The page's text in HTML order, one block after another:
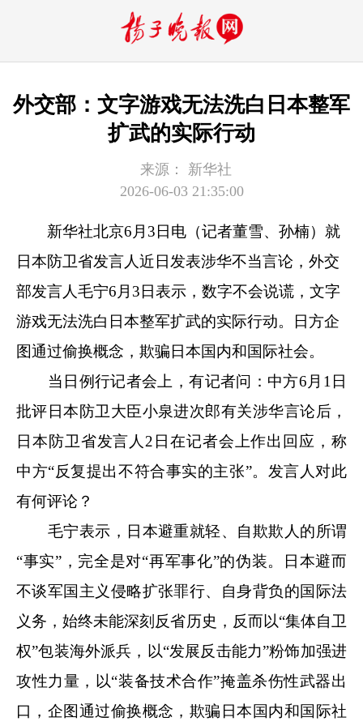
外交部：文字游戏无法洗白日本整军
扩武的实际行动
来源：
新华社
2026-06-03 21:35:00
新华社北京6月3日电（记者董雪、孙楠）就
日本防卫省发言人近日发表涉华不当言论，外交
部发言人毛宁6月3日表示，数字不会说谎，文字
游戏无法洗白日本整军扩武的实际行动。日方企
图通过偷换概念，欺骗日本国内和国际社会。
当日例行记者会上，有记者问：中方6月1日
批评日本防卫大臣小泉进次郎有关涉华言论后，
日本防卫省发言人2日在记者会上作出回应，称
中方“反复提出不符合事实的主张”。发言人对此
有何评论？
毛宁表示，日本避重就轻、自欺欺人的所谓
“事实”，完全是对“再军事化”的伪装。日本避而
不谈军国主义侵略扩张罪行、自身背负的国际法
义务，始终未能深刻反省历史，反而以“集体自卫
权”包装海外派兵，以“发展反击能力”粉饰加强进
攻性力量，以“装备技术合作”掩盖杀伤性武器出
口，企图通过偷换概念，欺骗日本国内和国际社